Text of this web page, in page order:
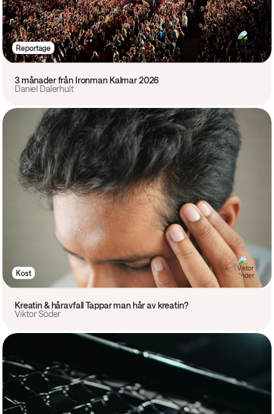
Reportage
3 månader från Ironman Kalmar 2026
Daniel Dalerhult
Kost
Kreatin & håravfall Tappar man hår av kreatin?
Viktor Söder